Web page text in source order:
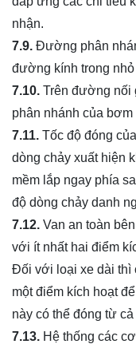
nhận.
7.9. Đường phân
đường kính trong
7.10. Trên đường nối
phân nhánh của
7.11. Tốc độ đóng
dòng chảy xuất hiện
mềm lắp ngay phía
độ dòng chảy danh
7.12. Van an toàn
với ít nhất hai điểm
Đối với loại xe dài thì
một điểm kích hoạt
này có thể đóng từ
7.13. Hệ thống các